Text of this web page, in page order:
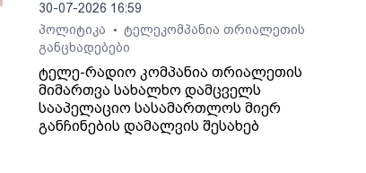
30-07-2026 16:59
პოლიტიკა
•
ტელეკომპანია თრიალეთის
განცხადებები
ტელე-რადიო კომპანია თრიალეთის
მიმართვა სახალხო დამცველს
სააპელაციო სასამართლოს მიერ
განჩინების დამალვის შესახებ